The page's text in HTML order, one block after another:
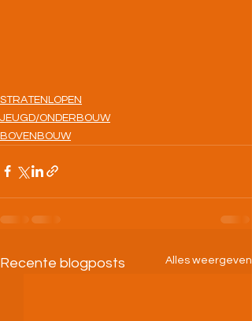
STRATENLOPEN
JEUGD/ONDERBOUW
BOVENBOUW
Recente blogposts Alles weergeven